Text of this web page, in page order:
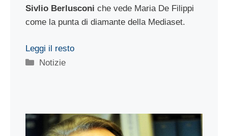
Sivlio Berlusconi che vede Maria De Filippi
come la punta di diamante della Mediaset.
Leggi il resto
Categorie
Notizie